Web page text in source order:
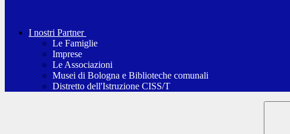
I nostri Partner
Le Famiglie
Imprese
Le Associazioni
Musei di Bologna e Biblioteche comunali
Distretto dell'Istruzione CISS/T